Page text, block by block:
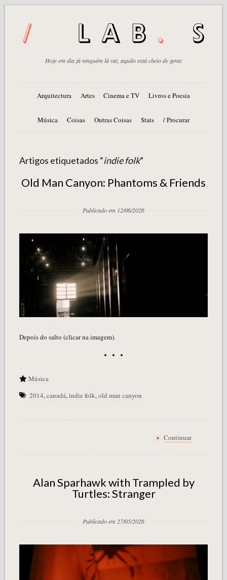
Hoje em dia já ninguém lá vai, aquilo está cheio de gente
Arquitectura Artes Cinema e TV Livros e Poesia
Música Coisas Outras Coisas Stats / Procurar
Artigos etiquetados “indie folk”
Old Man Canyon: Phantoms & Friends
Publicado em 12/06/2026
Depois do salto (clicar na imagem).
Música
2014,canadá,indie folk,old man canyon
+ Continuar
Alan Sparhawk with Trampled by
Turtles: Stranger
Publicado em 27/05/2026